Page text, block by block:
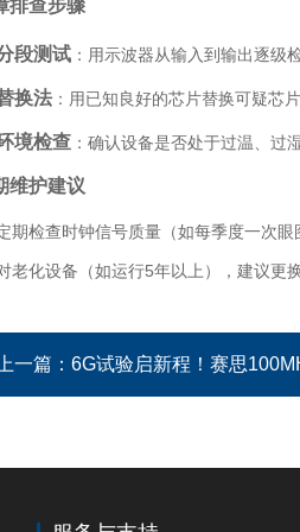
排查步骤
段测试 ：用示波器从输入到输出逐级
换法 ：用已知良好的芯片替换可疑芯
境检查 ：确认设备是否处于过温、过
维护建议
期检查时钟信号质量（如每季度一次眼
老化设备（如运行5年以上），建议更
一篇： 6G试验启新程！赛思100MHz信号相位